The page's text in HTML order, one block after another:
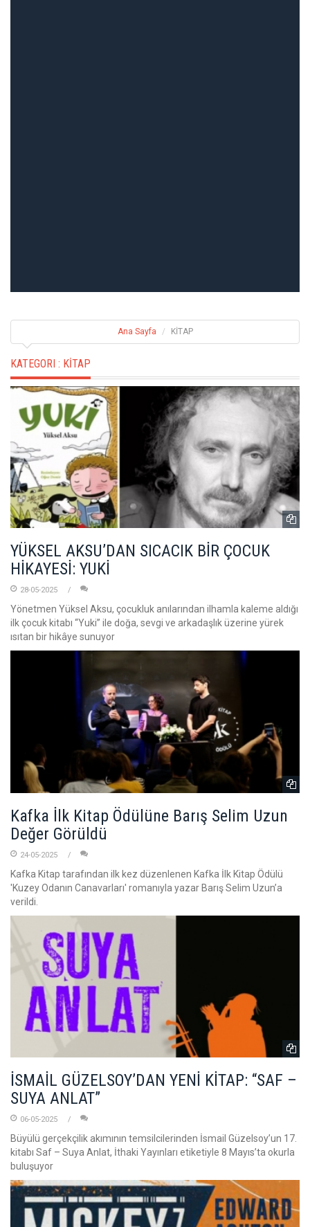
Ana Sayfa KİTAP
KATEGORI : KİTAP
YÜKSEL AKSU’DAN SICACIK BİR ÇOCUK
HİKAYESİ: YUKİ
28-05-2025
Yönetmen Yüksel Aksu, çocukluk anılarından ilhamla kaleme aldığı
ilk çocuk kitabı “Yuki” ile doğa, sevgi ve arkadaşlık üzerine yürek
ısıtan bir hikâye sunuyor
Kafka İlk Kitap Ödülüne Barış Selim Uzun
Değer Görüldü
24-05-2025
Kafka Kitap tarafından ilk kez düzenlenen Kafka İlk Kitap Ödülü
'Kuzey Odanın Canavarları' romanıyla yazar Barış Selim Uzun’a
verildi.
İSMAİL GÜZELSOY’DAN YENİ KİTAP: “SAF –
SUYA ANLAT”
06-05-2025
Büyülü gerçekçilik akımının temsilcilerinden İsmail Güzelsoy’un 17.
kitabı Saf – Suya Anlat, İthaki Yayınları etiketiyle 8 Mayıs’ta okurla
buluşuyor